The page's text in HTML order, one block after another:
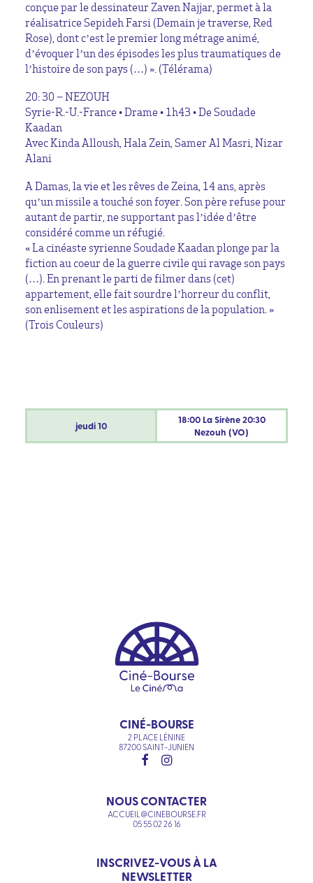
conçue par le dessinateur Zaven Najjar, permet à la
réalisatrice Sepideh Farsi (Demain je traverse, Red
Rose), dont c’est le premier long métrage animé,
d’évoquer l’un des épisodes les plus traumatiques de
l’histoire de son pays (…) ». (Télérama)
20: 30 – NEZOUH
Syrie-R.-U.-France • Drame • 1h43 • De Soudade
Kaadan
Avec Kinda Alloush, Hala Zein, Samer Al Masri, Nizar
Alani
A Damas, la vie et les rêves de Zeina, 14 ans, après
qu’un missile a touché son foyer. Son père refuse pour
autant de partir, ne supportant pas l’idée d’être
considéré comme un réfugié.
« La cinéaste syrienne Soudade Kaadan plonge par la
fiction au coeur de la guerre civile qui ravage son pays
(…). En prenant le parti de filmer dans (cet)
appartement, elle fait sourdre l’horreur du conflit,
son enlisement et les aspirations de la population. »
(Trois Couleurs)
jeudi10
18:00 La Sirène 20:30
Nezouh (VO)
CINÉ-BOURSE
2 PLACE LÉNINE
87200 SAINT-JUNIEN
NOUS CONTACTER
ACCUEIL@CINEBOURSE.FR
05 55 02 26 16
INSCRIVEZ-VOUS À LA
NEWSLETTER